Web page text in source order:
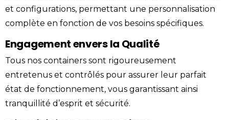
et configurations, permettant une personnalisation
complète en fonction de vos besoins spécifiques.
Engagement envers la Qualité
Tous nos containers sont rigoureusement
entretenus et contrôlés pour assurer leur parfait
état de fonctionnement, vous garantissant ainsi
tranquillité d’esprit et sécurité.